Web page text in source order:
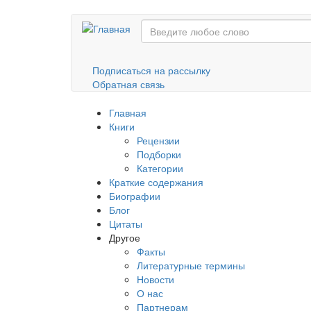
Подписаться на рассылку
Обратная связь
Главная
Книги
Рецензии
Подборки
Категории
Краткие содержания
Биографии
Блог
Цитаты
Другое
Факты
Литературные термины
Новости
О нас
Партнерам